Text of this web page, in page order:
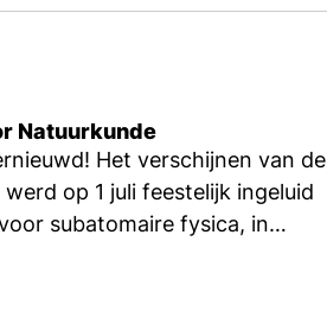
Natuurkunde
Het verschijnen van de
op 1 juli feestelijk ingeluid
subatomaire fysica, in